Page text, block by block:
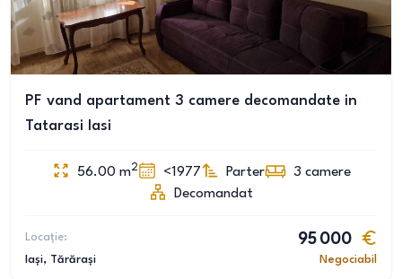
PF vand apartament 3 camere decomandate in
Tatarasi Iasi
56.00 m2 <1977 Parter 3 camere
Decomandat
Locație:
Iași, Tărărași
95 000
Negociabil